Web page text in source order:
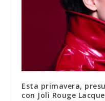
Esta primavera,
con Joli Rouge